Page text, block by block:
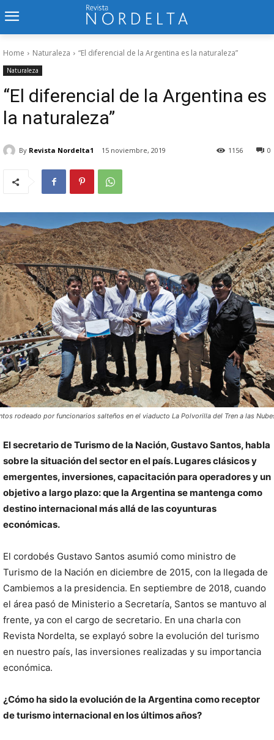
Home Naturaleza “El diferencial de la Argentina es la naturaleza”
Naturaleza
“El diferencial de la Argentina es
la naturaleza”
By Revista Nordelta1 15 noviembre, 2019 0
1156
rodeado por funcionarios salteños en el viaducto La Polvorilla del Tren a las
El secretario de Turismo de la Nación, Gustavo Santos, habla
sobre la situación del sector en el país. Lugares clásicos y
emergentes, inversiones, capacitación para operadores y un
objetivo a largo plazo: que la Argentina se mantenga como
destino internacional más allá de las coyunturas
económicas.
El cordobés Gustavo Santos asumió como ministro de
Turismo de la Nación en diciembre de 2015, con la llegada de
Cambiemos a la presidencia. En septiembre de 2018, cuando
el área pasó de Ministerio a Secretaría, Santos se mantuvo al
frente, ya con el cargo de secretario. En una charla con
Revista Nordelta, se explayó sobre la evolución del turismo
en nuestro país, las inversiones realizadas y su importancia
económica.
¿Cómo ha sido la evolución de la Argentina como receptor
de turismo internacional en los últimos años?